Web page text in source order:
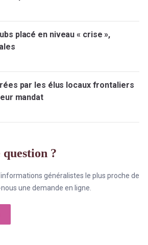
placé en niveau « crise »,
par les élus locaux frontaliers
mandat
question ?
généralistes le plus proche de
une demande en ligne.